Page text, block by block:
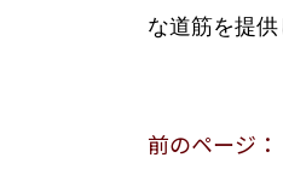
な道筋を提供
前のページ：